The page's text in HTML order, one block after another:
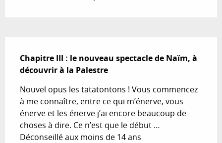
Chapitre III : le nouveau spectacle de Naïm, à
découvrir à la Palestre
Nouvel opus les tatatontons ! Vous commencez
à me connaître, entre ce qui m’énerve, vous
énerve et les énerve j’ai encore beaucoup de
choses à dire. Ce n’est que le début …
Déconseillé aux moins de 14 ans